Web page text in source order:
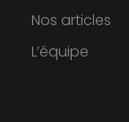
Nos articles
L’équipe